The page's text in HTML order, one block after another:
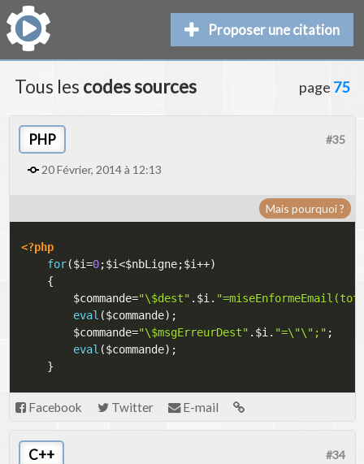
Proposer une citation
Tous les codes sources page 75
PHP
20 Février, 2014 à 12:13
#35
Mais pourquoi ?
<?php
for($i=0;$i<$nbLigne;$i++)
{
$commande="\$dest" . $i.
eval ($commande) ;
$commande="\$msgErreurDest" . $i. "=\"\";" ;
eval ($commande) ;
}
Facebook Twitter E-mail
C++ #34